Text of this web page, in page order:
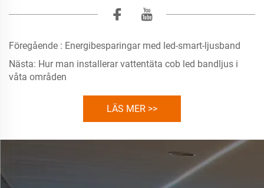
Föregående : Energibesparingar med led-smart-ljusband
Nästa: Hur man installerar vattentäta cob led bandljus i
våta områden
LÄS MER >>